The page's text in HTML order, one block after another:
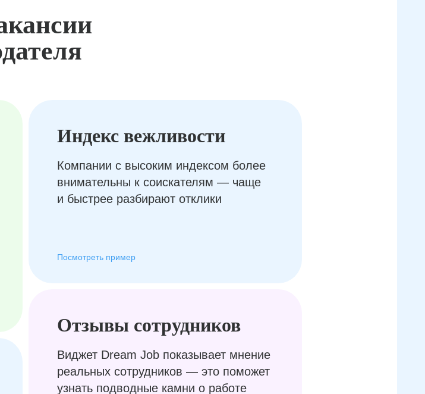
Отзывы сотрудников
Виджет Dream Job показывает мнение
реальных сотрудников — это поможет
узнать подводные камни о работе
Индекс вежливости
Компании с высоким индексом более
внимательны к соискателям — чаще
и быстрее разбирают отклики
Посмотреть пример